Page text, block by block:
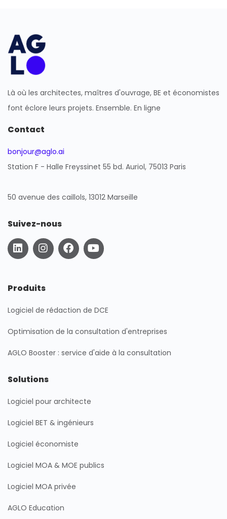
Là où les architectes, maîtres d'ouvrage, BE et économistes
font éclore leurs projets. Ensemble. En ligne
Contact
bonjour@aglo.ai
Station F - Halle Freyssinet 55 bd. Auriol, 75013 Paris
50 avenue des caillols, 13012 Marseille
Suivez-nous
L
i
n
e
d
n
I
n
s
a
g
a
F
a
c
k
Y
o
u
Produits
Logiciel de rédaction de DCE
Optimisation de la consultation d'entreprises
AGLO Booster : service d'aide à la consultation
Solutions
Logiciel pour architecte
Logiciel BET & ingénieurs
Logiciel économiste
Logiciel MOA & MOE publics
Logiciel MOA privée
AGLO Education